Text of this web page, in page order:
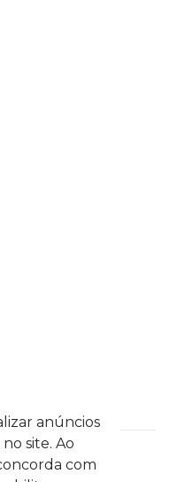
anúncios
site. Ao
com
06.972.254/0002-39